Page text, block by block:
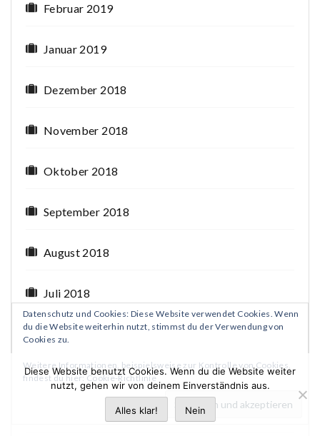
Februar 2019
Januar 2019
Dezember 2018
November 2018
Oktober 2018
September 2018
August 2018
Juli 2018
Juni 2018
Mai 2018
Datenschutz und Cookies: Diese Website verwendet Cookies. Wenn
du die Website weiterhin nutzt, stimmst du der Verwendung von
Cookies zu.
Weitere Informationen, beispielsweise zur Kontrolle von Cookies,
findest du hier:Cookie-Richtlinie
Diese Website benutzt Cookies. Wenn du die Website weiter
nutzt, gehen wir von deinem Einverständnis aus.
Alles klar! Nein